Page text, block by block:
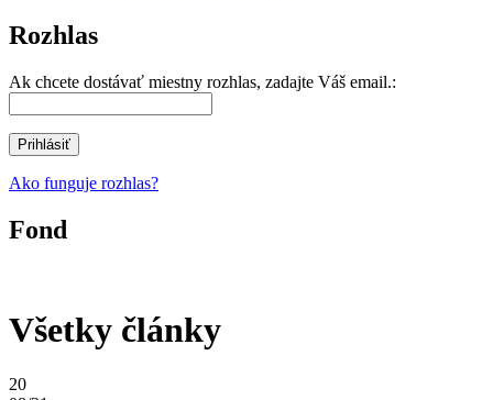
Rozhlas
Ak chcete dostávať miestny rozhlas, zadajte Váš email.:
Ako funguje rozhlas?
Fond
Všetky články
20